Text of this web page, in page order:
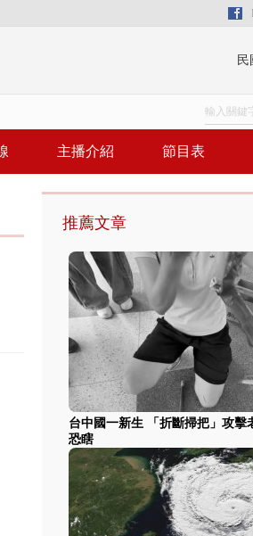
民
主播介紹 節目表
推薦文章
台中國一新生 「折斷掃把」攻
恐瞎